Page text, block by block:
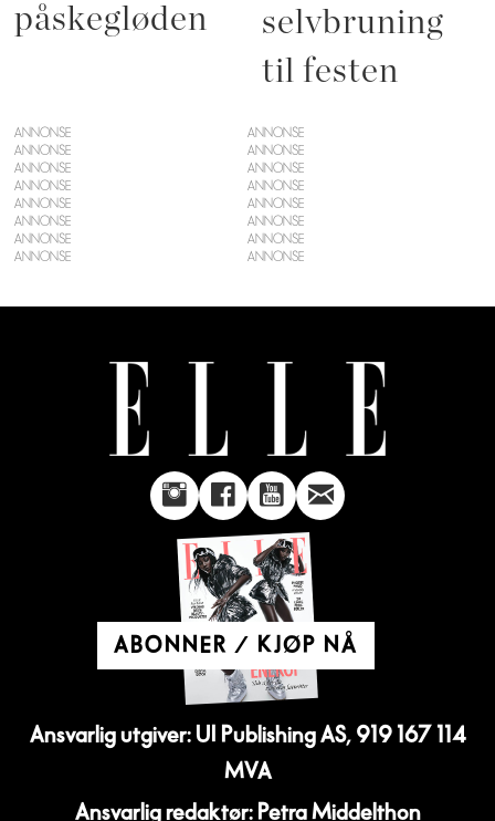
påskegløden
selvbruning
til festen
ANNONSE
ANNONSE
ANNONSE
ANNONSE
ANNONSE
ANNONSE
ANNONSE
ANNONSE
ABONNER / KJØP NÅ
Ansvarlig utgiver: UI Publishing AS, 919 167 114
MVA
Ansvarlig redaktør: Petra Middelthon